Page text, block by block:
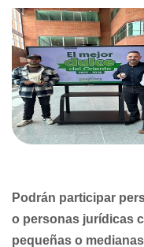
Podrán participar
o personas jurídicas
pequeñas o